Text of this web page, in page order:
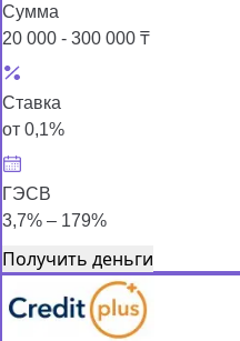
Сумма
20 000 - 300 000 ₸
Ставка
от 0,1%
ГЭСВ
3,7% – 179%
Получить деньги